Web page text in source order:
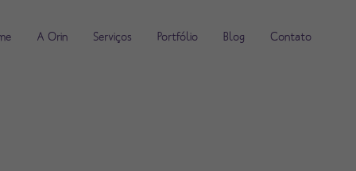
A Orin Serviços Portfólio Blog Contato